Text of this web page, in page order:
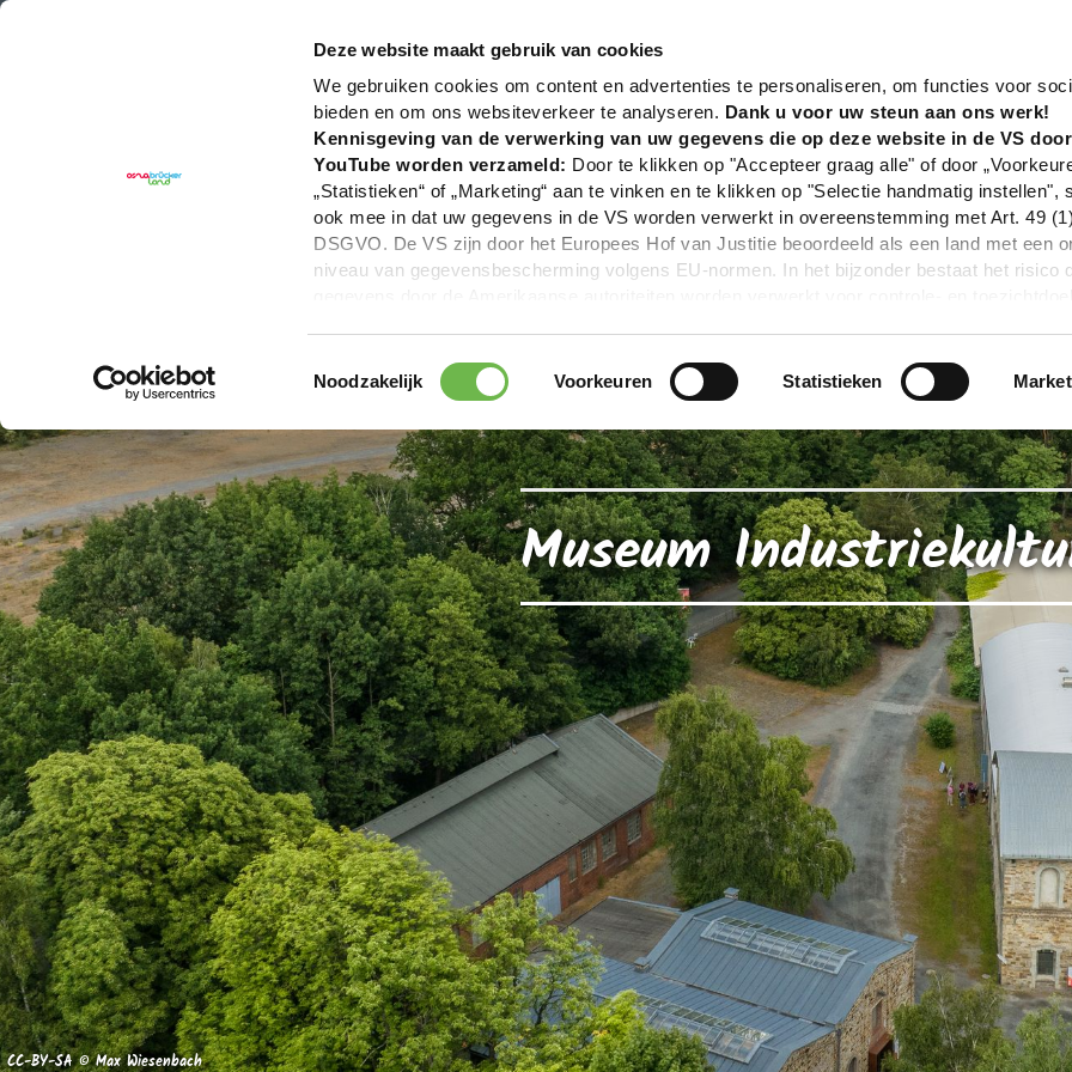
Deze website maakt gebruik van cookies
We gebruiken cookies om content en advertenties te personaliseren, om functies voor
bieden en om ons websiteverkeer te analyseren. Dank u voor uw steun aan ons werk!
Kennisgeving van de verwerking van uw gegevens die op deze website in de VS
YouTube worden verzameld: Door te klikken op "Accepteer graag alle" of door
„Statistieken“ of „Marketing“ aan te vinken en te klikken op "Selectie handmatig instellen",
ook mee in dat uw gegevens in de VS worden verwerkt in overeenstemming met Art. 49
DSGVO. De VS zijn door het Europees Hof van Justitie beoordeeld als een land met een
niveau van gegevensbescherming volgens EU-normen. In het bijzonder bestaat het risico
overdracht niet plaatsvinden. Voor meer informatie, zie onze privacyverklaring.
We geven u hier graag meer gedetailleerde informatie:
|Impressum
Toestemmingsselectie
Noodzakelijk Voorkeuren Statistieken
Museum
CC-BY-SA © Max Wiesenbach